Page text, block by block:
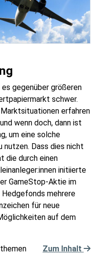
es gegenüber größeren
schwer.
erfahren
wenn doch, dann ist
um eine solche
nutzen. Dass dies nicht
die durch einen
initiierte
GameStop-Aktie im
mehrere
für neue
auf dem
Zum Inhalt